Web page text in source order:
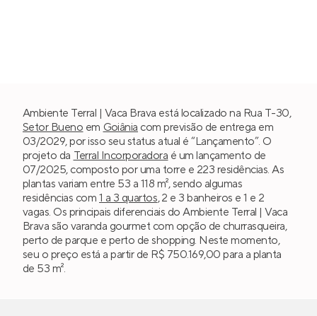
Ambiente Terral | Vaca Brava está localizado na Rua T-30,
Setor Bueno em Goiânia com previsão de entrega em
03/2029, por isso seu status atual é “Lançamento”. O
projeto da Terral Incorporadora é um lançamento de
07/2025, composto por uma torre e 223 residências. As
plantas variam entre 53 a 118 m², sendo algumas
residências com 1 a 3 quartos, 2 e 3 banheiros e 1 e 2
vagas. Os principais diferenciais do Ambiente Terral | Vaca
Brava são varanda gourmet com opção de churrasqueira,
perto de parque e perto de shopping. Neste momento,
seu o preço está a partir de R$ 750.169,00 para a planta
de 53 m².